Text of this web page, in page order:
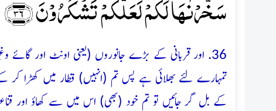
سَخَّرۡنٰہَا لَکُمۡ لَعَلَّکُمۡ تَشۡکُرُوۡنَ ﴿۳۶﴾
36. اور قربانی کے بڑے جانوروں (یعنی اونٹ اور گائے
تمہارے لئے بھلائی ہے پس تم (انہیں) قطار میں کھڑا کر
کے بل گر جائیں تو تم خود (بھی) اس میں سے کھاؤ اور